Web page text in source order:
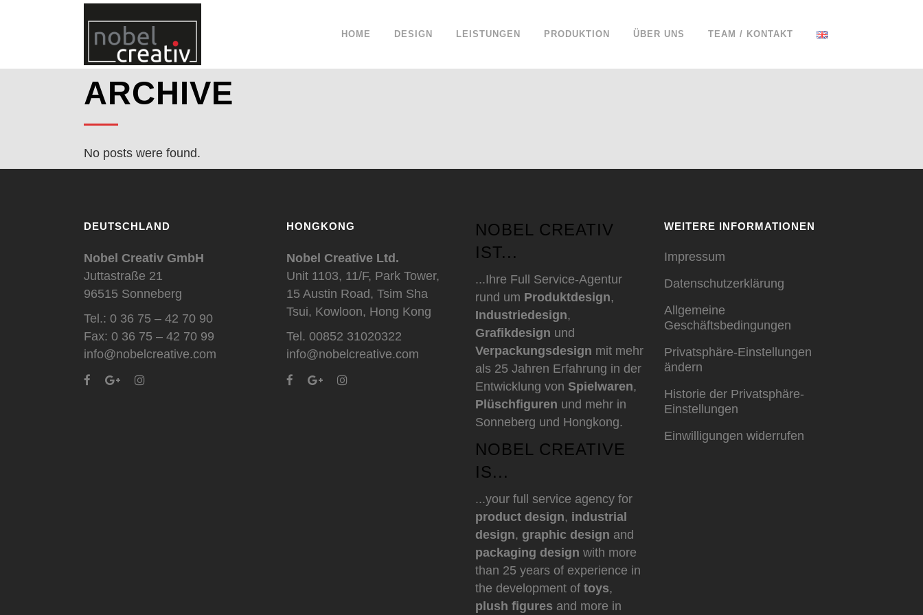
HOME DESIGN LEISTUNGEN PRODUKTION ÜBER UNS TEAM / KONTAKT
ARCHIVE
No posts were found.
DEUTSCHLAND
Nobel Creativ GmbH
Juttastraße 21
96515 Sonneberg
Tel.: 0 36 75 – 42 70 90
Fax: 0 36 75 – 42 70 99
info@nobelcreative.com
HONGKONG
Nobel Creative Ltd.
Unit 1103, 11/F, Park Tower,
15 Austin Road, Tsim Sha
Tsui, Kowloon, Hong Kong
Tel. 00852 31020322
info@nobelcreative.com
NOBEL CREATIV
IST...
...Ihre Full Service-Agentur
rund um Produktdesign,
Industriedesign,
Grafikdesign und
Verpackungsdesign mit mehr
als 25 Jahren Erfahrung in der
Entwicklung von Spielwaren,
Plüschfiguren und mehr in
Sonneberg und Hongkong.
NOBEL CREATIVE
IS...
...your full service agency for
product design, industrial
design, graphic design and
packaging design with more
than 25 years of experience in
the development of toys,
plush figures and more in
WEITERE INFORMATIONEN
Impressum
Datenschutzerklärung
Allgemeine
Geschäftsbedingungen
Privatsphäre-Einstellungen
ändern
Historie der Privatsphäre-
Einstellungen
Einwilligungen widerrufen